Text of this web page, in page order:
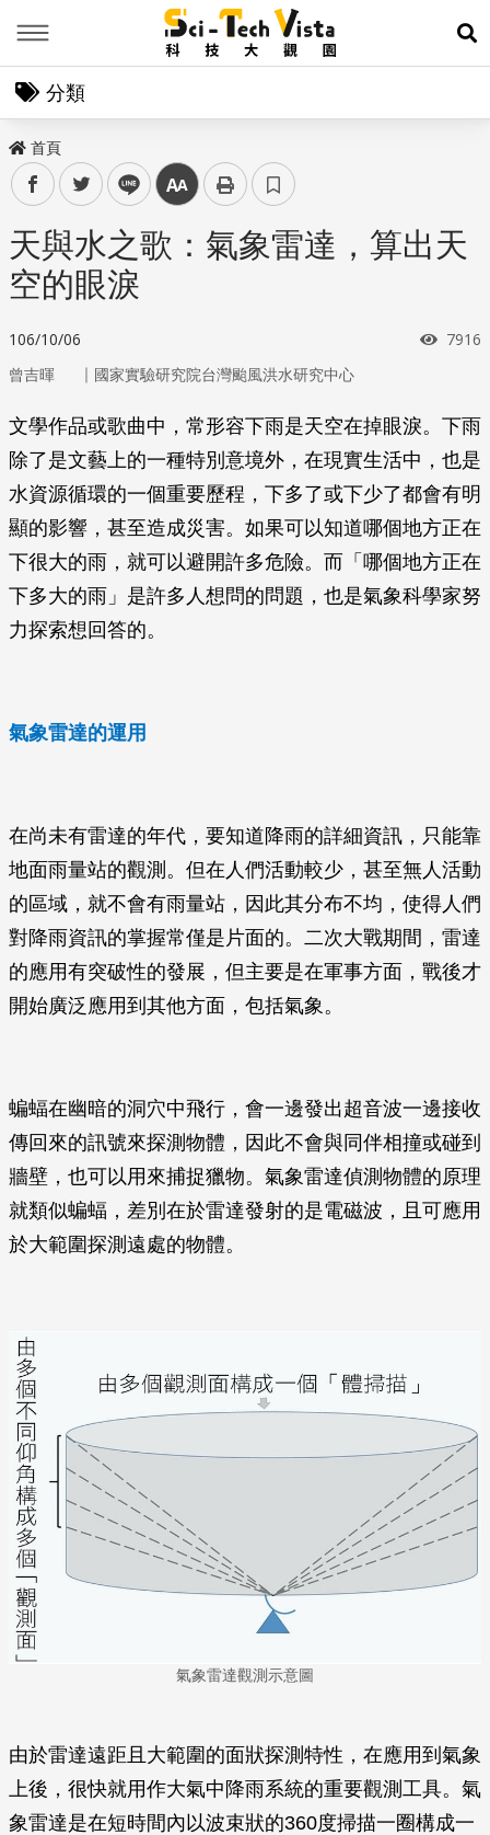
展
分類
首頁
facebooktwitter line 中
天與水之歌：氣象雷達，算出天
空的眼淚
106/10/06 瀏覽
7916
曾吉暉 ｜ 國家實驗研究院台灣颱風洪水研究中心
文學作品或歌曲中，常形容下雨是天空在掉眼淚。下雨
除了是文藝上的一種特別意境外，在現實生活中，也是
水資源循環的一個重要歷程，下多了或下少了都會有明
顯的影響，甚至造成災害。如果可以知道哪個地方正在
下很大的雨，就可以避開許多危險。而「哪個地方正在
下多大的雨」是許多人想問的問題，也是氣象科學家努
力探索想回答的。
氣象雷達的運用
在尚未有雷達的年代，要知道降雨的詳細資訊，只能靠
地面雨量站的觀測。但在人們活動較少，甚至無人活動
的區域，就不會有雨量站，因此其分布不均，使得人們
對降雨資訊的掌握常僅是片面的。二次大戰期間，雷達
的應用有突破性的發展，但主要是在軍事方面，戰後才
開始廣泛應用到其他方面，包括氣象。
蝙蝠在幽暗的洞穴中飛行，會一邊發出超音波一邊接收
傳回來的訊號來探測物體，因此不會與同伴相撞或碰到
牆壁，也可以用來捕捉獵物。氣象雷達偵測物體的原理
就類似蝙蝠，差別在於雷達發射的是電磁波，且可應用
於大範圍探測遠處的物體。
氣象雷達觀測示意圖
由於雷達遠距且大範圍的面狀探測特性，在應用到氣象
上後，很快就用作大氣中降雨系統的重要觀測工具。氣
象雷達是在短時間內以波束狀的360度掃描一圈構成一